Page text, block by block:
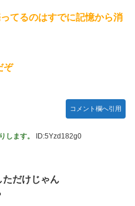
ガチでエグいって・・・
てるのはすでに記憶から消
ぞ
コメント欄へ引用
します。 ID:5Yzd182g0
ただけじゃん